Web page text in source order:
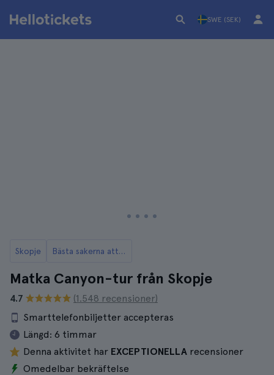
SWE (SEK)
Skopje Bästa sakerna att göra i Skopje
Matka Canyon-tur från Skopje
4.7
(1.548 recensioner)
Smarttelefonbiljetter accepteras
Längd: 6 timmar
Denna aktivitet har EXCEPTIONELLA recensioner
Omedelbar bekräftelse